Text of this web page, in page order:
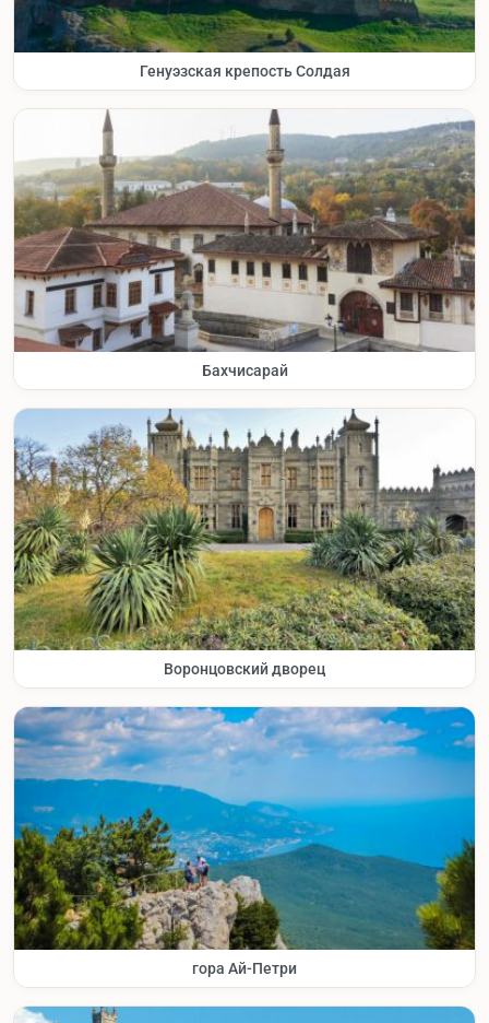
Генуэзская крепость Солдая
Бахчисарай
Воронцовский дворец
гора Ай-Петри